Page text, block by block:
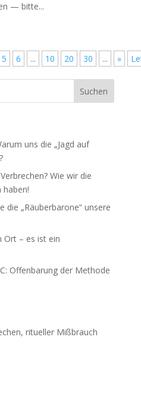
— bit­te...
5 6 ... 10 20 30 ... »
uns die „Jagd auf
Wie wir die
die „Räuberbarone“ unsere
Ort – es ist ein
Offenbarung der Methode
ritueller Mißbrauch